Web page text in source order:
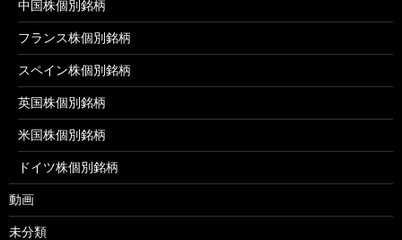
中国株個別銘柄
フランス株個別銘柄
スペイン株個別銘柄
英国株個別銘柄
米国株個別銘柄
ドイツ株個別銘柄
動画
未分類